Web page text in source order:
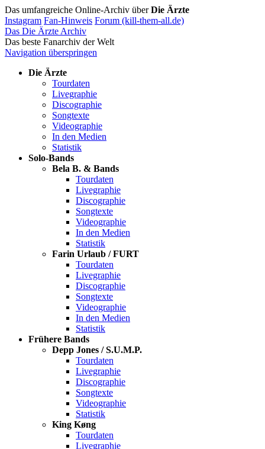
Das umfangreiche Online-Archiv überDie Ärzte
Instagram Fan-Hinweis Forum (kill-them-all.de)
Das Die Ärzte Archiv
Das beste Fanarchiv der Welt
Navigation überspringen
Die Ärzte
Tourdaten
Livegraphie
Discographie
Songtexte
Videographie
In den Medien
Statistik
Solo-Bands
Bela B. & Bands
Tourdaten
Livegraphie
Discographie
Songtexte
Videographie
In den Medien
Statistik
Farin Urlaub / FURT
Tourdaten
Livegraphie
Discographie
Songtexte
Videographie
In den Medien
Statistik
Frühere Bands
Depp Jones / S.U.M.P.
Tourdaten
Livegraphie
Discographie
Songtexte
Videographie
Statistik
King Køng
Tourdaten
Livegraphie